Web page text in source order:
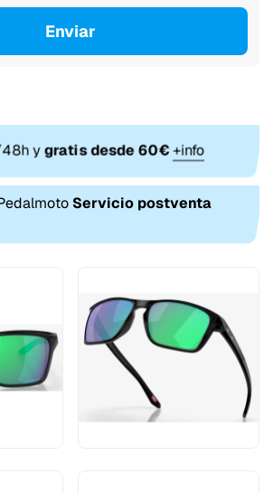
Enviar
ygratis desde 60€+info
Servicio postventa